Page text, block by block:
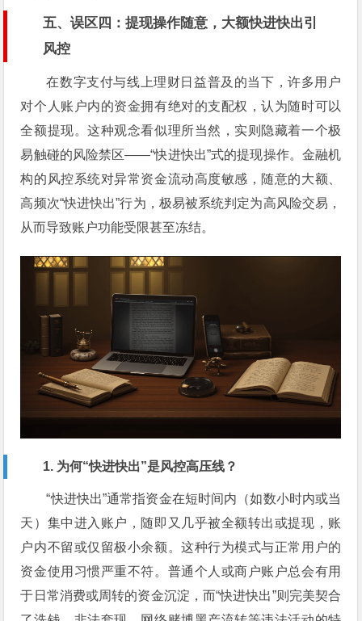
五、误区四：提现操作随意，大额快进快出引
风控
在数字支付与线上理财日益普及的当下，许多用户
对个人账户内的资金拥有绝对的支配权，认为随时可以
全额提现。这种观念看似理所当然，实则隐藏着一个极
易触碰的风险禁区——“快进快出”式的提现操作。金融机
构的风控系统对异常资金流动高度敏感，随意的大额、
高频次“快进快出”行为，极易被系统判定为高风险交易，
从而导致账户功能受限甚至冻结。
1. 为何“快进快出”是风控高压线？
“快进快出”通常指资金在短时间内（如数小时内或当
天）集中进入账户，随即又几乎被全额转出或提现，账
户内不留或仅留极小余额。这种行为模式与正常用户的
资金使用习惯严重不符。普通个人或商户账户总会有用
于日常消费或周转的资金沉淀，而“快进快出”则完美契合